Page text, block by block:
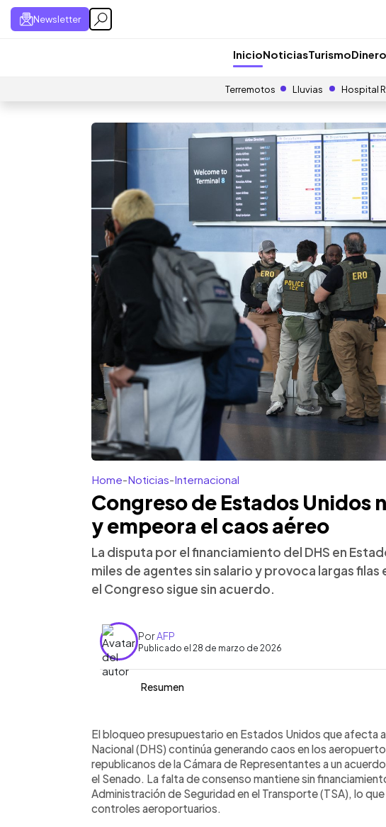
Newsletter
InicioNoticiasTurismo
Terremotos Lluvias Hospital
Home-Noticias-Internacional
Congreso de Estados Unidos
y empeora el caos aéreo
La disputa por el financiamiento del DHS en
miles de agentes sin salario y provoca largas
el Congreso sigue sin acuerdo.
PorAFP
Publicado el 28 de marzo de 2026
Resumen
Escuchar artículo
El bloqueo presupuestario en Estados Unidos
Departamento de Seguridad Nacional sigue
del país. Los republicanos de la Cámara
y aprobaron su propia propuesta, lo que prolonga
Desde febrero, miles de agentes de seguridad
provocando ausencias y renuncias que reducen el
El bloqueo presupuestario en Estados Unidos que afecta
Nacional (DHS) continúa generando caos en los
republicanos de la Cámara de Representantes a un
el Senado. La falta de consenso mantiene sin
Administración de Seguridad en el Transporte (TSA), lo
controles aeroportuarios.